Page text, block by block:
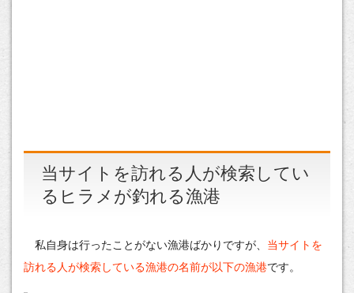
当サイトを訪れる人が検索してい
るヒラメが釣れる漁港
私自身は行ったことがない漁港ばかりですが、 当サイトを
訪れる人が検索している漁港の名前が以下の漁港です。